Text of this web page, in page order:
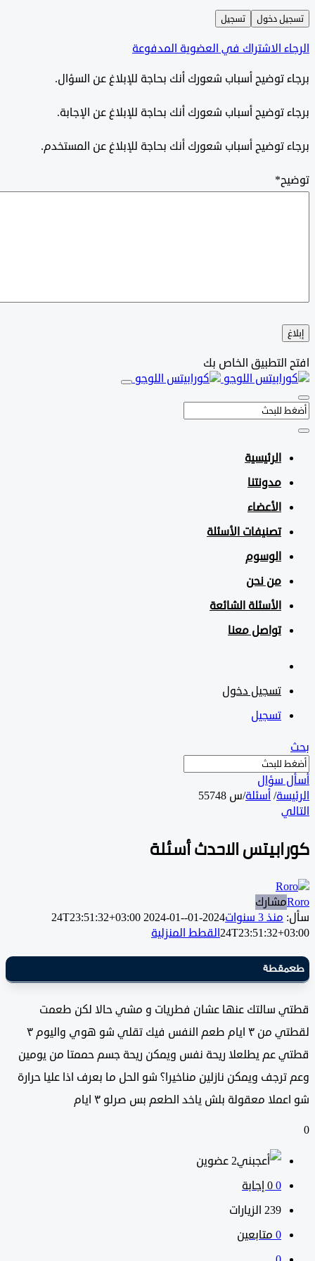
دخول تسجيل
الاشتراك في العضوية المدفوعة
توضيح أسباب شعورك أنك بحاجة للإبلاغ عن السؤال.
توضيح أسباب شعورك أنك بحاجة للإبلاغ عن الإجابة.
توضيح أسباب شعورك أنك بحاجة للإبلاغ عن المستخدم.
*
التطبيق الخاص بك
الرئيسية
مدونتنا
الأعضاء
تصنيفات الأسئلة
الوسوم
من نحن
الأسئلة الشائعة
تواصل معنا
تسجيل دخول
تسجيل
سؤال
/ أسئلة/س 55748
الاحدث أسئلة
مشارك
منذ 3 سنوات 2024-01-24T23:51:32+03:00
2024-01-
القطط المنزلية
سالتك عنها عشان فطريات و مشي حالا لكن طعمت
لقطتي من ٣ ايام طعم النفس فيك تقلي شو هوي واليوم ٣
عم يطلعلا ريحة نفس ويمكن ريحة جسم حممتا من يومين
ويمكن نازلين مناخيرا؟ شو الحل ما بعرف اذا عليا حرارة
معقولة بلش ياخد الطعم بس صرلو ٣ ايام
‫2 عضوين
239 الزيارات
متابعين